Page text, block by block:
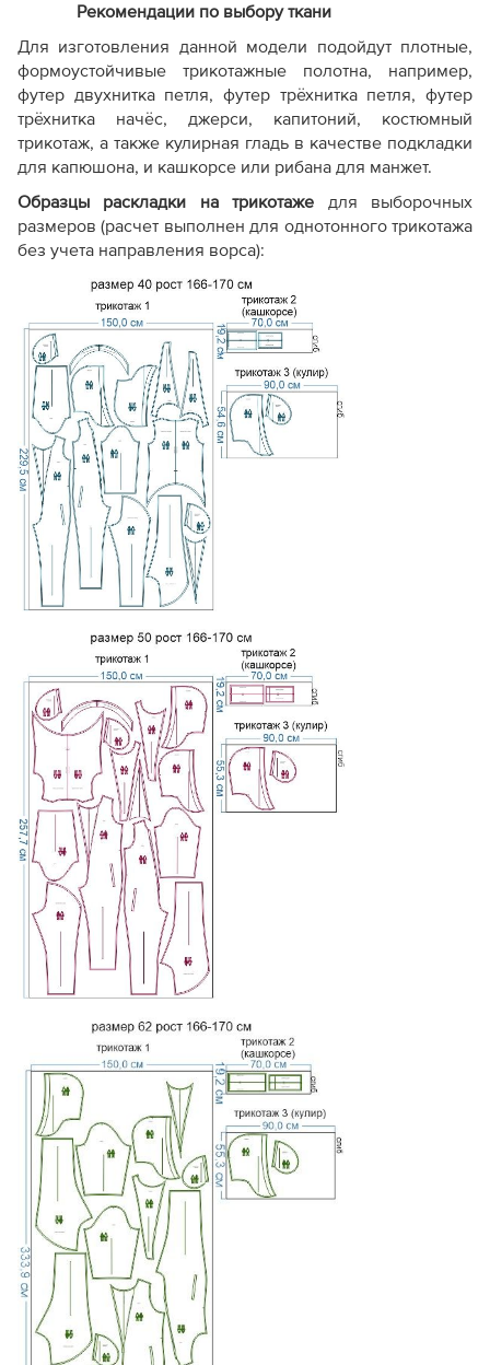
Рекомендации по выбору ткани
Для изготовления данной модели подойдут плотные,
формоустойчивые трикотажные полотна, например,
футер двухнитка петля, футер трёхнитка петля, футер
трёхнитка начёс, джерси, капитоний, костюмный
трикотаж, а также кулирная гладь в качестве подкладки
для капюшона, и кашкорсе или рибана для манжет.
Образцы раскладки на трикотаже для выборочных
размеров (расчет выполнен для однотонного трикотажа
без учета направления ворса):